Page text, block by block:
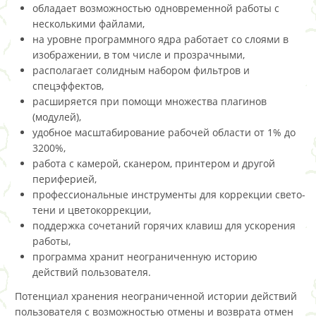
обладает возможностью одновременной работы с
несколькими файлами,
на уровне программного ядра работает со слоями в
изображении, в том числе и прозрачными,
располагает солидным набором фильтров и
спецэффектов,
расширяется при помощи множества плагинов
(модулей),
удобное масштабирование рабочей области от 1% до
3200%,
работа с камерой, сканером, принтером и другой
периферией,
профессиональные инструменты для коррекции свето-
тени и цветокоррекции,
поддержка сочетаний горячих клавиш для ускорения
работы,
программа хранит неограниченную историю
действий пользователя.
Потенциал хранения неограниченной истории действий
пользователя с возможностью отмены и возврата отмен